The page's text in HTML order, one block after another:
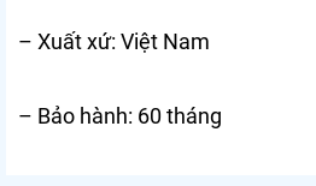
– Xuất xứ: Việt Nam
– Bảo hành: 60 tháng